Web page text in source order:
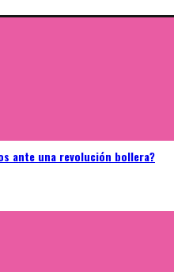
ante una revolución bollera?